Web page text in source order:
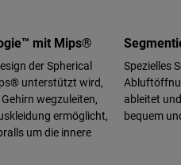
mit Mips®
der Spherical
unterstützt wird,
wegzuleiten,
ermöglicht,
um die innere
Spezielles
ableitet
bequem